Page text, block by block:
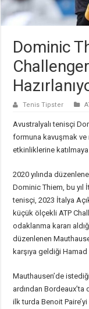
Dominic
Tenis Tipster
Avustralyalı tenisçi
formuna kavuşmak ve
etkinliklerine
2020 yılında
Dominic Thiem, bu yıl
tenisçi, 2023 İtalya
küçük ölçekli ATP
odaklanma kararı
düzenlenen
karşıya geldiği
Mauthausen’de
ardından Bordeaux’ta
ilk turda Benoit